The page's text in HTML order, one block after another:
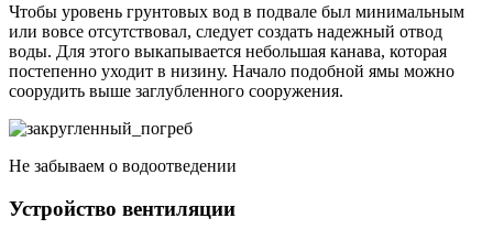
Чтобы уровень грунтовых вод в подвале был минимальным
или вовсе отсутствовал, следует создать надежный отвод
воды. Для этого выкапывается небольшая канава, которая
постепенно уходит в низину. Начало подобной ямы можно
соорудить выше заглубленного сооружения.
Не забываем о водоотведении
Устройство вентиляции